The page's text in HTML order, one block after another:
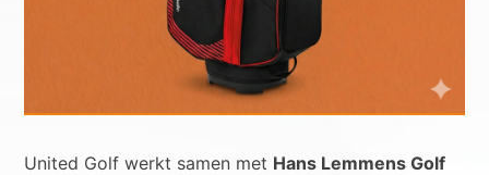
United Golf werkt samen met Hans Lemmens Golf